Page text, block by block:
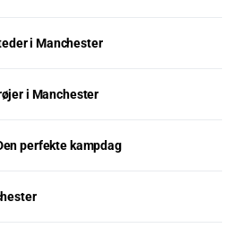
i Manchester
i Manchester
perfekte kampdag